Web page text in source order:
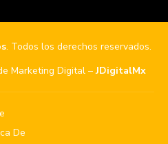
. Todos los derechos reservados.
Marketing Digital –JDigitalMx
De